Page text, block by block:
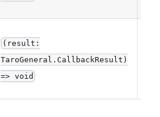
(result:
TaroGeneral.CallbackResult)
=> void